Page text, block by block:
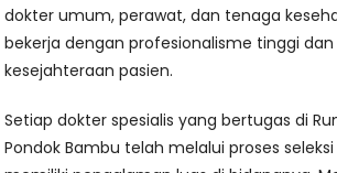
dokter umum, perawat, dan tenaga
bekerja dengan profesionalisme tinggi
kesejahteraan pasien.
Setiap dokter spesialis yang bertugas di
Pondok Bambu telah melalui proses